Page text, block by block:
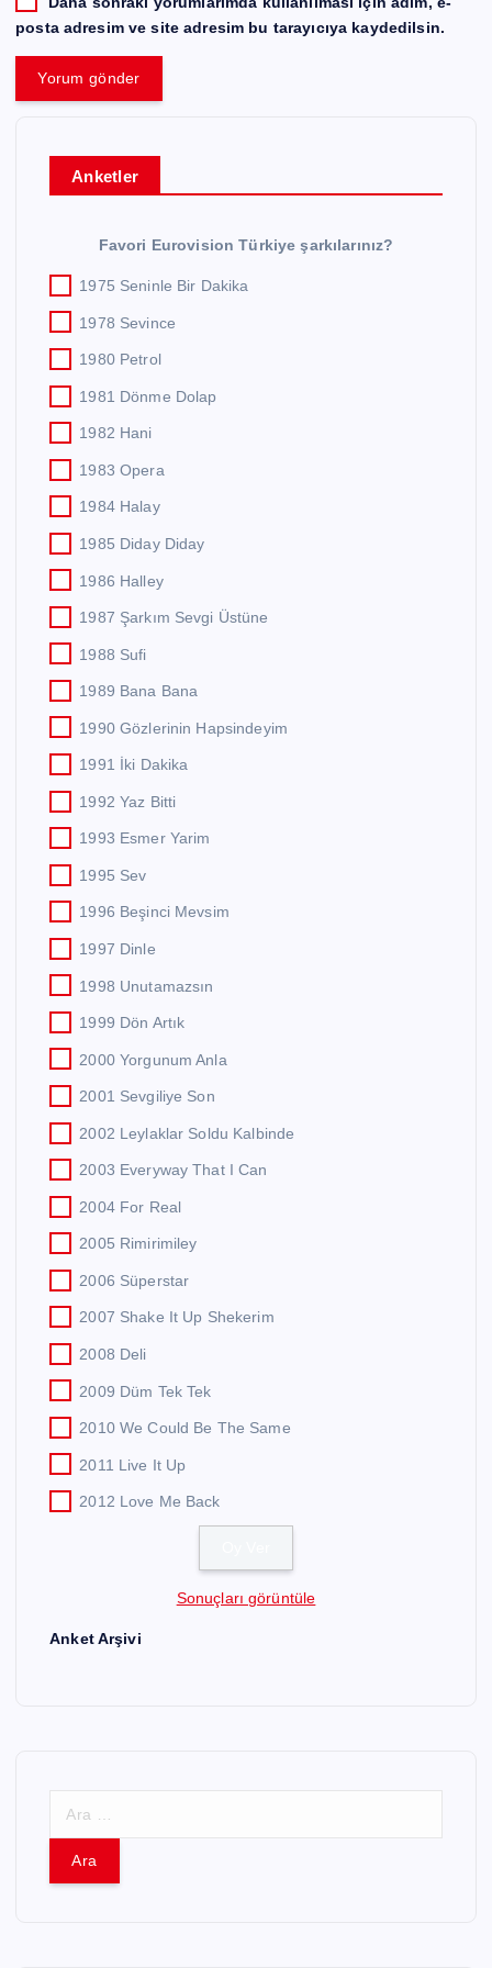
posta adresim ve site adresim bu tarayıcıya kaydedilsin.
Anketler
Favori Eurovision Türkiye şarkılarınız?
1975 Seninle Bir Dakika
1978 Sevince
1980 Petrol
1981 Dönme Dolap
1982 Hani
1983 Opera
1984 Halay
1985 Diday Diday
1986 Halley
1987 Şarkım Sevgi Üstüne
1988 Sufi
1989 Bana Bana
1990 Gözlerinin Hapsindeyim
1991 İki Dakika
1992 Yaz Bitti
1993 Esmer Yarim
1995 Sev
1996 Beşinci Mevsim
1997 Dinle
1998 Unutamazsın
1999 Dön Artık
2000 Yorgunum Anla
2001 Sevgiliye Son
2002 Leylaklar Soldu Kalbinde
2003 Everyway That I Can
2004 For Real
2005 Rimirimiley
2006 Süperstar
2007 Shake It Up Shekerim
2008 Deli
2009 Düm Tek Tek
2010 We Could Be The Same
2011 Live It Up
2012 Love Me Back
Sonuçları görüntüle
Anket Arşivi